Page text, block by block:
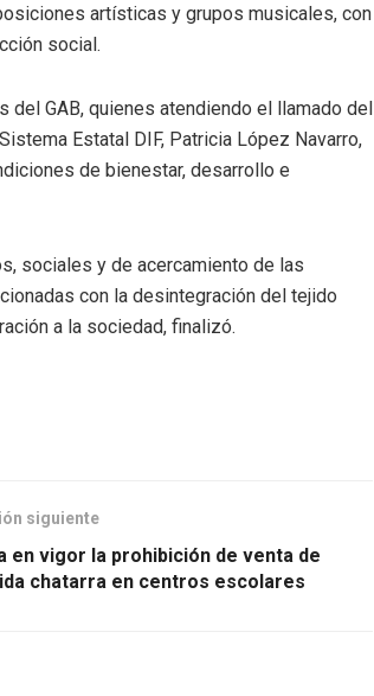
artísticas y grupos musicales, con
social.
GAB, quienes atendiendo el llamado del
Estatal DIF, Patricia López Navarro,
de bienestar, desarrollo e
sociales y de acercamiento de las
con la desintegración del tejido
a la sociedad, finalizó.
siguiente
en vigor la prohibición de venta de
chatarra en centros escolares